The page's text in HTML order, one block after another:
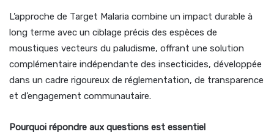
L’approche de Target Malaria combine un impact durable à
long terme avec un ciblage précis des espèces de
moustiques vecteurs du paludisme, offrant une solution
complémentaire indépendante des insecticides, développée
dans un cadre rigoureux de réglementation, de transparence
et d’engagement communautaire.
Pourquoi répondre aux questions est essentiel